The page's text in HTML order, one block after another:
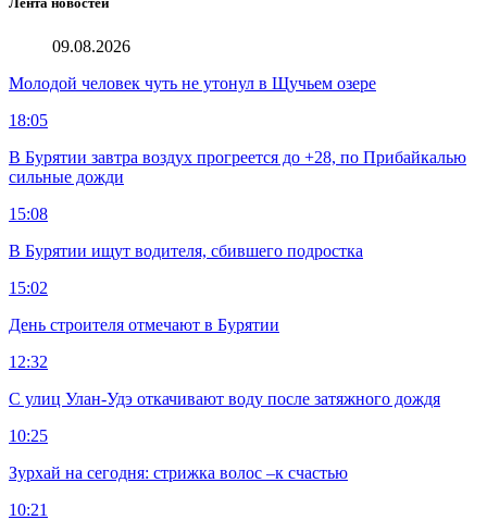
09.08.2026
Молодой человек чуть не утонул в Щучьем озере
18:05
В Бурятии завтра воздух прогреется до +28, по Прибайкалью
сильные дожди
15:08
В Бурятии ищут водителя, сбившего подростка
15:02
День строителя отмечают в Бурятии
12:32
С улиц Улан-Удэ откачивают воду после затяжного дождя
10:25
Зурхай на сегодня: стрижка волос –к счастью
10:21